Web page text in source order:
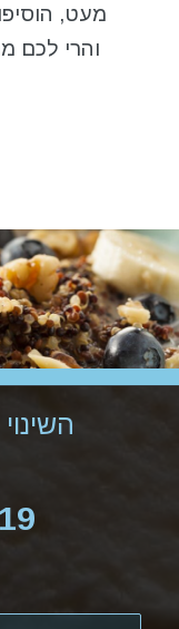
מעט,
והרי לכם